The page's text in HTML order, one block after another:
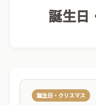
誕生日
誕生日・クリスマス